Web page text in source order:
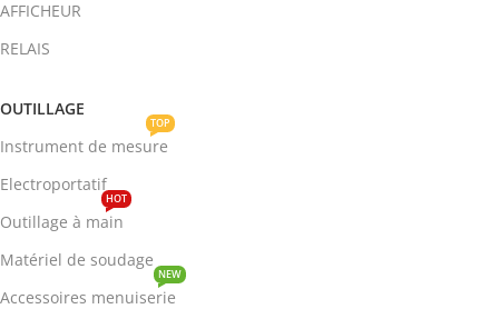
AFFICHEUR
RELAIS
OUTILLAGE
Instrument de mesure
TOP
Electroportatif
Outillage à main
HOT
Matériel de soudage
Accessoires menuiserie
NEW